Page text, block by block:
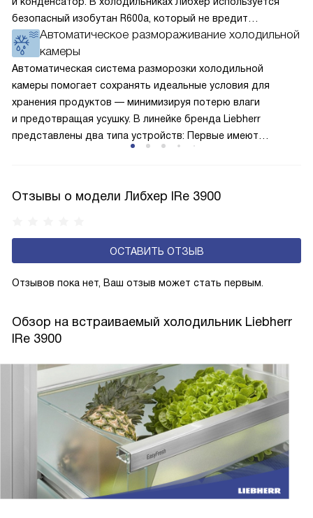
безопасный изобутан R600a, который не вредит
окружающей среде. Компрессор перегоняет его
по охладительному контуру по принципу насоса. Чем
лучше работает «мотор» прибора, тем качественнее
и быстрее происходит охлаждение, затрачивается
меньше электроэнергии.
Автоматическое размораживание холодильной
камеры
Автоматическая система разморозки холодильной
камеры помогает сохранять идеальные условия для
хранения продуктов — минимизируя потерю влаги
и предотвращая усушку. В линейке бренда Liebherr
представлены два типа устройств: Первые имеют
с панелью, выполняющей функцию «сухой стенки». Такие
эксплуатацию и чаще всего оснащены нулевой зоной
свежести BioFresh 0°C. Они встречаются в сериях Plus,
Отзывы о модели Либхер IRe 3900
ОСТАВИТЬ ОТЗЫВ
Отзывов пока нет, Ваш отзыв может стать первым.
Обзор на встраиваемый холодильник Liebherr
IRe 3900